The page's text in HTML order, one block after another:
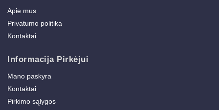
Apie mus
Privatumo politika
Kontaktai
Informacija Pirkėjui
Mano paskyra
Kontaktai
Pirkimo sąlygos